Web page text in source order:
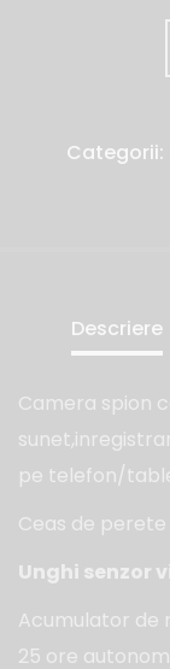
Categorii:
Descriere
Camera spion
pe telefon/
Ceas de
Unghi senzor
Acumulator
25 ore